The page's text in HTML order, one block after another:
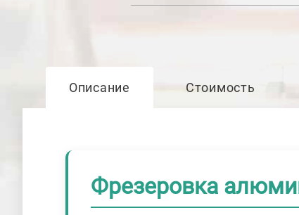
Описание Стоимость
Фрезеровка